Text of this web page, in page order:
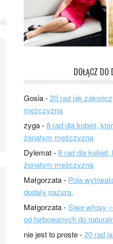
DOŁĄCZ DO
Gosia-20 rad jak
mężczyzną
zyga-8 rad dla kobiet,
żonatym mężczyzną
Dylemat-8 rad dla
żonatym mężczyzną
Małgorzata- Pola
dodały pazura.
Małgorzata-Siwe włosy
od farbowanych do
nie jest to proste-20 rad